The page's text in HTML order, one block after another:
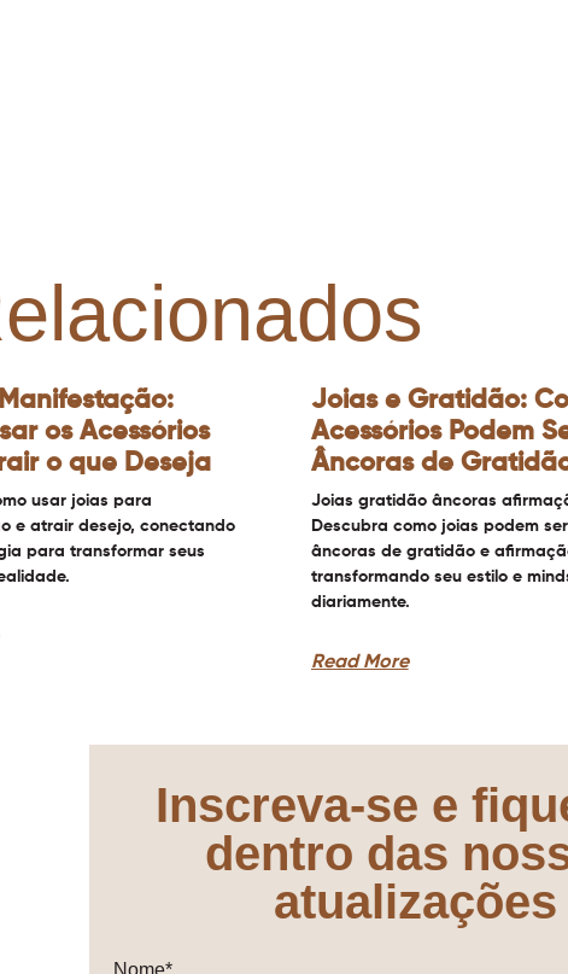
os Acessórios
o que Deseja
usar joias para
e atrair desejo, conectando
para transformar seus
Joias e Gratidão:
Acessórios Podem
Âncoras de
Joias gratidão âncoras
Descubra como joias podem
âncoras de gratidão e
transformando seu estilo e
diariamente.
Read More
Inscreva-se e
dentro das
atualizações
Nome*